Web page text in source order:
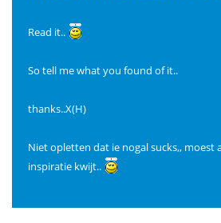
Read it..
So tell me what you found of it..
thanks..X(H)
Niet opletten dat ie nogal sucks,, moest
inspiratie kwijt..